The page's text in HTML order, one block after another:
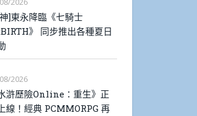
]東永降臨《七騎士
》 同步推出各種夏日
2026
滸歷險Online：重生》正
線！經典 PCMMORPG 再